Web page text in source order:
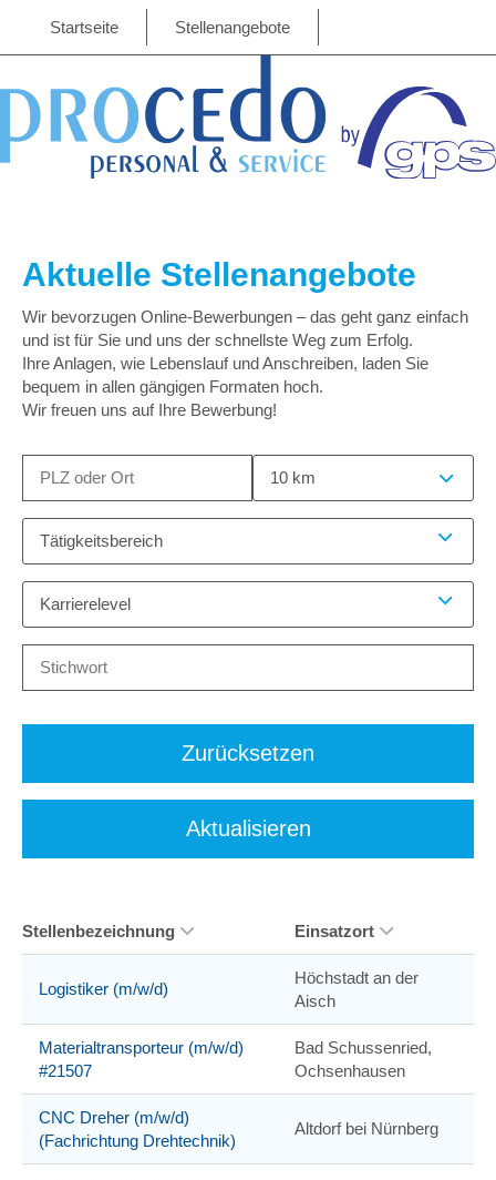
Startseite Stellenangebote
Aktuelle Stellenangebote
Wir bevorzugen Online-Bewerbungen – das geht ganz einfach
und ist für Sie und uns der schnellste Weg zum Erfolg.
Ihre Anlagen, wie Lebenslauf und Anschreiben, laden Sie
bequem in allen gängigen Formaten hoch.
Wir freuen uns auf Ihre Bewerbung!
10 km
Tätigkeitsbereich
Karrierelevel
Zurücksetzen
Aktualisieren
Stellenbezeichnung Einsatzort
Logistiker (m/w/d)
Höchstadt an der
Aisch
Materialtransporteur (m/w/d)
#21507
Bad Schussenried,
Ochsenhausen
CNC Dreher (m/w/d)
(Fachrichtung Drehtechnik)
Altdorf bei Nürnberg